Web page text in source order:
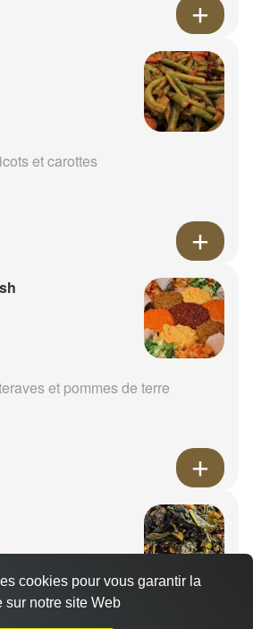
et carottes
et pommes de terre
cookies pour vous garantir la
sur notre site Web